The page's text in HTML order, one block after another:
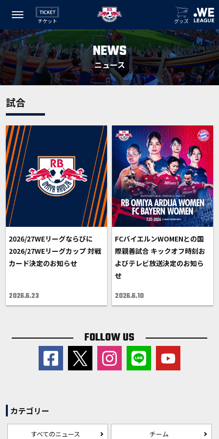
チケット グッズ
NEWS
ニュース
試合
2026/27WEリーグならびに
2026/27WEリーグカップ 対戦
カード決定のお知らせ
2026.6.23
FCバイエルンWOMENとの国
際親善試合 キックオフ時刻お
よびテレビ放送決定のお知ら
せ
2026.6.10
FOLLOW US
カテゴリー
すべてのニュース チーム